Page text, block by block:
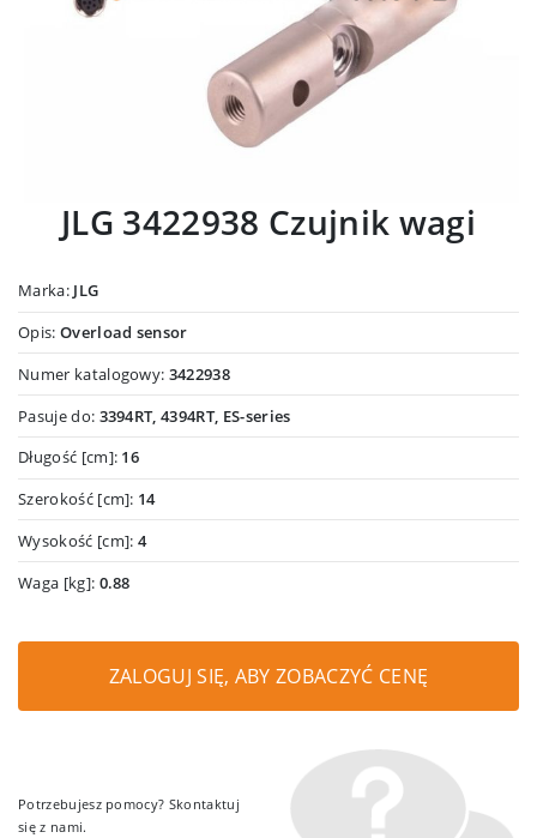
JLG 3422938 Czujnik wagi
Marka: JLG
Opis: Overload sensor
Numer katalogowy: 3422938
Pasuje do: 3394RT, 4394RT, ES-series
Długość [cm]: 16
Szerokość [cm]: 14
Wysokość [cm]: 4
Waga [kg]: 0.88
ZALOGUJ SIĘ, ABY ZOBACZYĆ CENĘ
Potrzebujesz pomocy? Skontaktuj
się z nami.